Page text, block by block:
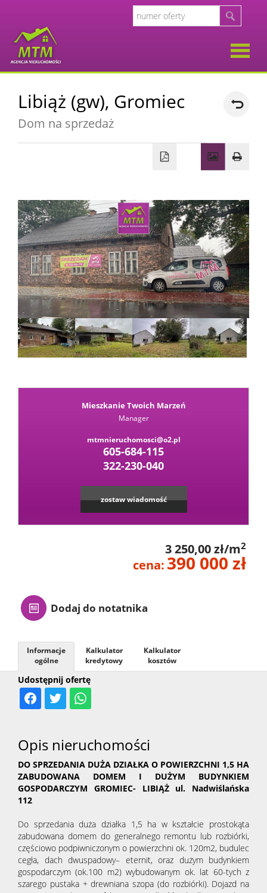
Oferty
Libiąż (gw), Gromiec
Dom na sprzedaż
Mieszkanie Twoich Marzeń
Manager
mtmnieruchomosci@o2.pl
605-684-115
322-230-040
zostaw wiadomość
3 250,00 zł/m2
cena: 390 000 zł
Dodaj do notatnika
Udostępnij ofertę
Informacje
ogólne
Kalkulator
kredytowy
Kalkulator
kosztów
Opis nieruchomości
DO SPRZEDANIA DUŻA DZIAŁKA O POWIERZCHNI 1,5 HA
ZABUDOWANA DOMEM I DUŻYM BUDYNKIEM
GOSPODARCZYM GROMIEC- LIBIĄŻ ul. Nadwiślańska
112
Do sprzedania duża działka 1,5 ha w kształcie prostokąta
zabudowana domem do generalnego remontu lub rozbiórki,
częściowo podpiwniczonym o powierzchni ok. 120m2, budulec
cegła, dach dwuspadowy– eternit, oraz dużym budynkiem
gospodarczym (ok.100 m2) wybudowanym ok. lat 60-tych z
szarego pustaka + drewniana szopa (do rozbiórki). Dojazd na